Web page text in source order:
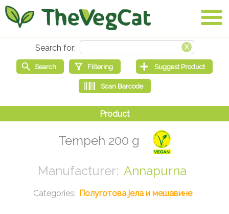
Tempeh 200 g
Annapurna
Полуготова јела и мешавине